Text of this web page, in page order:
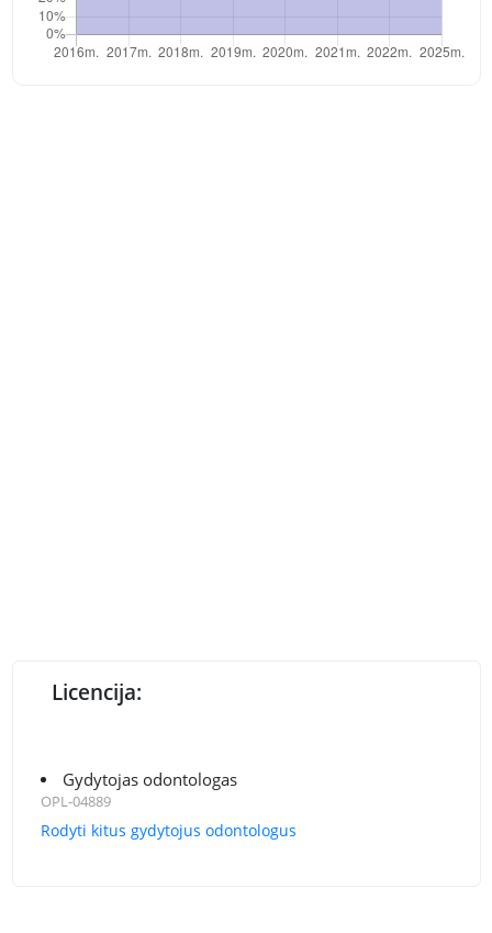
Licencija:
Gydytojas odontologas
OPL-04889
Rodyti kitus gydytojus odontologus